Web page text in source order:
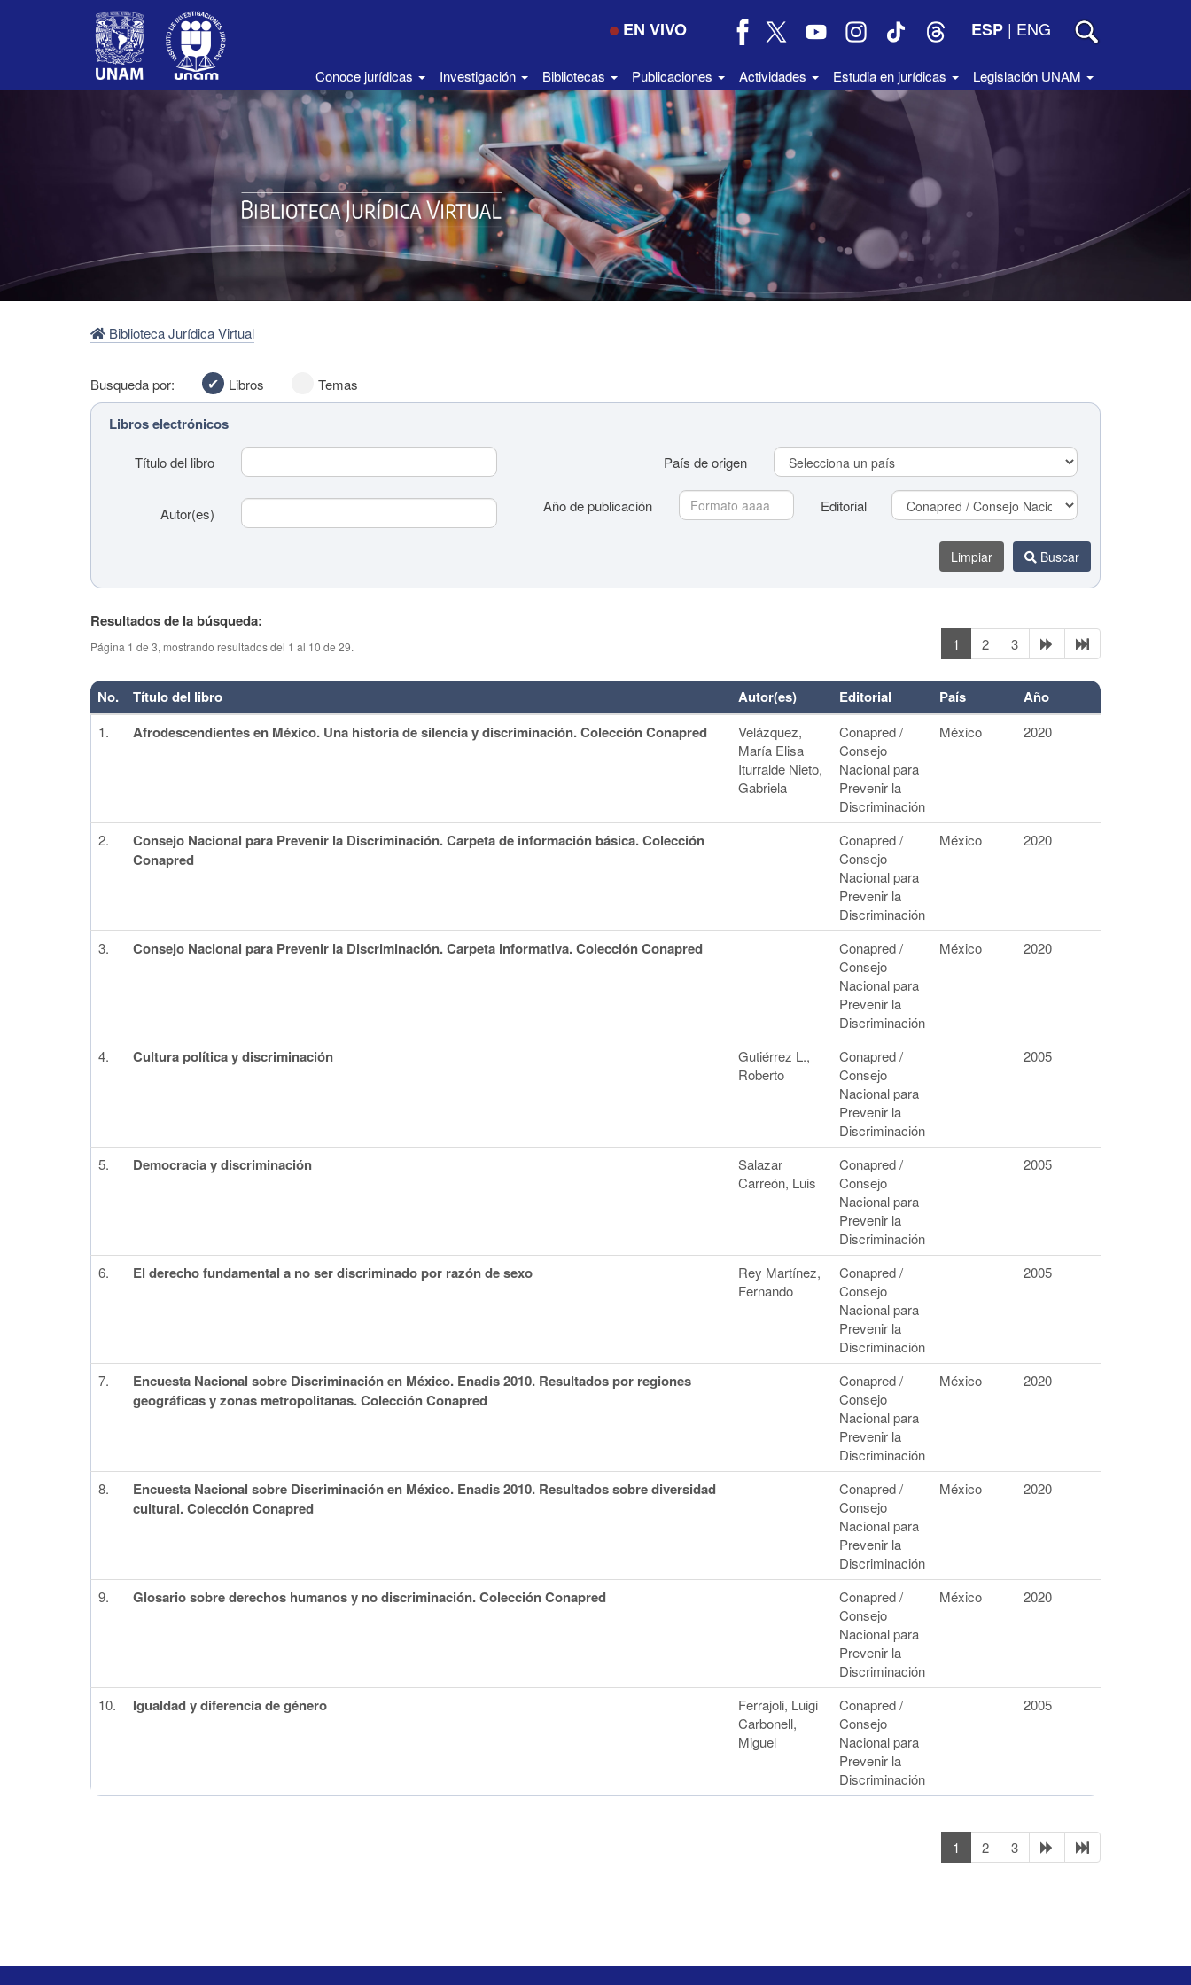
EN VIVO ESP | ENG
Conoce jurídicas Investigación Bibliotecas Publicaciones Actividades Estudia en jurídicas Legislación UNAM
Biblioteca Jurídica Virtual
Busqueda por: Libros Temas
Libros electrónicos
Título del libro
Autor(es)
País de origen
Año de publicación Editorial
Limpiar Buscar
Título del tema
(colaboración)
Colaborador(es)
Año de publicación Editorial
Limpiar Buscar
Resultados de la búsqueda:
Página 1 de 3, mostrando resultados del 1 al 10 de 29. 1 2 3
No. Título del libro Autor(es) Editorial País Año
1. Afrodescendientes en México. Una historia de silencia y discriminación. Colección Conapred
Velázquez,
María Elisa
Iturralde Nieto,
Gabriela
Conapred /
Consejo
Nacional para
Prevenir la
Discriminación
México 2020
2.
Consejo Nacional para Prevenir la Discriminación. Carpeta de información básica. Colección
Conapred
Conapred /
Consejo
Nacional para
Prevenir la
Discriminación
México 2020
3. Consejo Nacional para Prevenir la Discriminación. Carpeta informativa. Colección Conapred
Conapred /
Consejo
Nacional para
Prevenir la
Discriminación
México 2020
4. Cultura política y discriminación
Gutiérrez L.,
Roberto
Conapred /
Consejo
Nacional para
Prevenir la
Discriminación
2005
5. Democracia y discriminación
Salazar
Carreón, Luis
Conapred /
Consejo
Nacional para
Prevenir la
Discriminación
2005
6. El derecho fundamental a no ser discriminado por razón de sexo
Rey Martínez,
Fernando
Conapred /
Consejo
Nacional para
Prevenir la
Discriminación
2005
7.
Encuesta Nacional sobre Discriminación en México. Enadis 2010. Resultados por regiones
geográficas y zonas metropolitanas. Colección Conapred
Conapred /
Consejo
Nacional para
Prevenir la
Discriminación
México 2020
8.
Encuesta Nacional sobre Discriminación en México. Enadis 2010. Resultados sobre diversidad
cultural. Colección Conapred
Conapred /
Consejo
Nacional para
Prevenir la
Discriminación
México 2020
9. Glosario sobre derechos humanos y no discriminación. Colección Conapred
Conapred /
Consejo
Nacional para
Prevenir la
Discriminación
México 2020
10. Igualdad y diferencia de género
Ferrajoli, Luigi
Carbonell,
Miguel
Conapred /
Consejo
Nacional para
Prevenir la
Discriminación
2005
1 2 3